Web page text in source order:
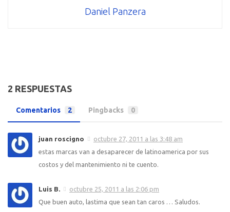
Daniel Panzera
2 RESPUESTAS
Comentarios 2 Pingbacks 0
juan roscigno
octubre 27, 2011 a las 3:48 am
estas marcas van a desaparecer de latinoamerica por sus
costos y del mantenimiento ni te cuento.
Luis B.
octubre 25, 2011 a las 2:06 pm
Que buen auto, lastima que sean tan caros … Saludos.